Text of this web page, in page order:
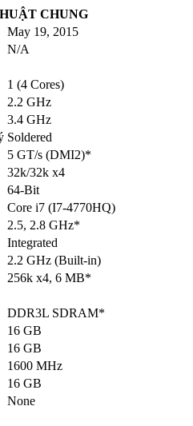
CHUNG
May 19, 2015
N/A
1 (4 Cores)
2.2 GHz
3.4 GHz
Soldered
5 GT/s (DMI2)*
32k/32k x4
64-Bit
Core i7 (I7-4770HQ)
2.5, 2.8 GHz*
Integrated
2.2 GHz (Built-in)
256k x4, 6 MB*
DDR3L SDRAM*
16 GB
16 GB
1600 MHz
16 GB
None